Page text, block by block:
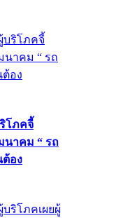
โภคจี้
นาคม “ รถ
ต้อง